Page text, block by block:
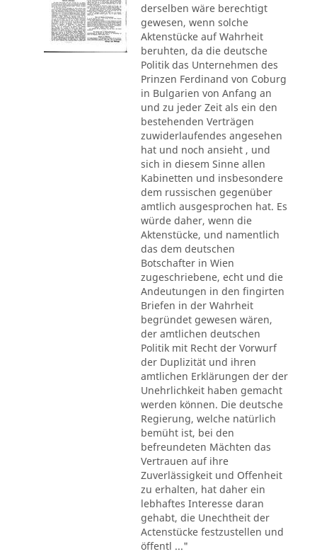
derselben wäre berechtigt
gewesen, wenn solche
Aktenstücke auf Wahrheit
beruhten, da die deutsche
Politik das Unternehmen des
Prinzen Ferdinand von Coburg
in Bulgarien von Anfang an
und zu jeder Zeit als ein den
bestehenden Verträgen
zuwiderlaufendes angesehen
hat und noch ansieht , und
sich in diesem Sinne allen
Kabinetten und insbesondere
dem russischen gegenüber
amtlich ausgesprochen hat. Es
würde daher, wenn die
Aktenstücke, und namentlich
das dem deutschen
Botschafter in Wien
zugeschriebene, echt und die
Andeutungen in den fingirten
Briefen in der Wahrheit
begründet gewesen wären,
der amtlichen deutschen
Politik mit Recht der Vorwurf
der Duplizität und ihren
amtlichen Erklärungen der der
Unehrlichkeit haben gemacht
werden können. Die deutsche
Regierung, welche natürlich
bemüht ist, bei den
befreundeten Mächten das
Vertrauen auf ihre
Zuverlässigkeit und Offenheit
zu erhalten, hat daher ein
lebhaftes Interesse daran
gehabt, die Unechtheit der
Actenstücke festzustellen und
öffentl ..."